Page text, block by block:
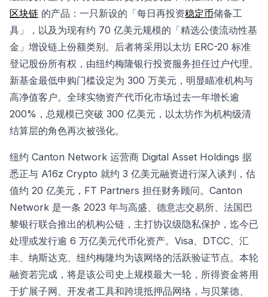
区块链 的产品：一只新设的「每日再投资稳定币储备工
具」，以及为现有约 70 亿美元规模的「精选公债流动性基
金」增设链上份额类别。后者将采用以太坊 ERC-20 标准
登记股份所有权，由纽约梅隆银行投资服务担任过户代理。
新基金最低申购门槛设定为 300 万美元，明显瞄准机构与
高净值客户。全球实物资产代币化市场过去一年增长逾
200%，总规模已突破 300 亿美元，以太坊作为机构级清
结算层的角色再次被强化。
纽约 Canton Network 运营商 Digital Asset Holdings 据
悉正与 A16z Crypto 就约 3 亿美元融资进行深入谈判，估
值约 20 亿美元，FT Partners 担任财务顾问。Canton
Network 是一条 2023 年与高盛、德意志交易所、法国巴
黎银行联合推出的机构公链，主打协议级隐私保护，迄今已
处理或发行逾 6 万亿美元代币化资产。Visa、DTCC、汇
丰、纳斯达克、纽约梅隆均为该网络的活跃验证节点。本轮
融资若完成，将是该公司史上规模最大一轮，所得资金将用
于扩展子网、开发者工具和跨境抵押品网络，与贝莱德、